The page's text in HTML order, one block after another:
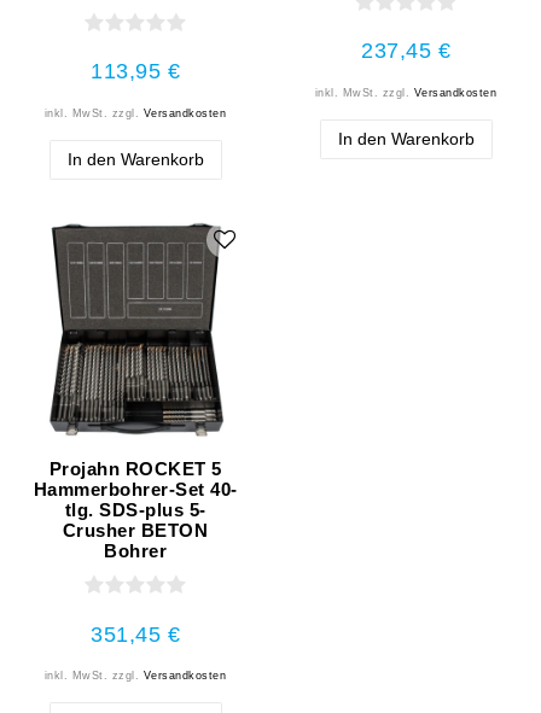
113,95 €
inkl. MwSt. zzgl. Versandkosten
In den Warenkorb
237,45 €
inkl. MwSt. zzgl. Versandkosten
In den Warenkorb
Projahn ROCKET 5
Hammerbohrer-Set 40-
tlg. SDS-plus 5-
Crusher BETON
Bohrer
351,45 €
inkl. MwSt. zzgl. Versandkosten